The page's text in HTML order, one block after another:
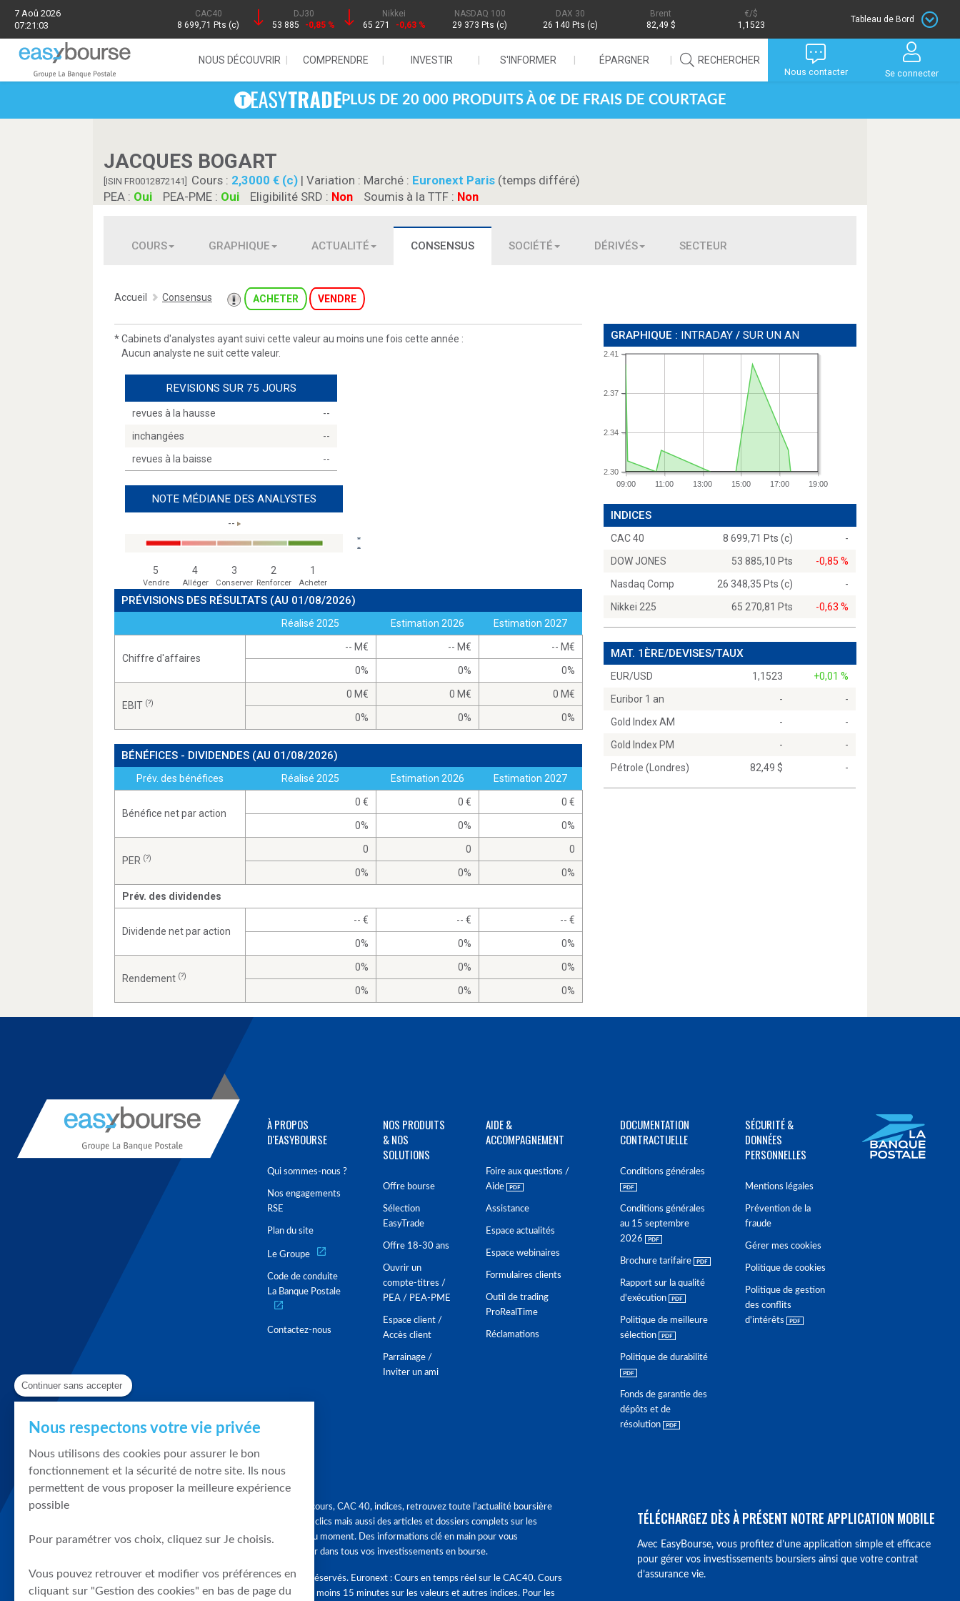
7 Aoû 2026
07:21:03
CAC40
8 699,71 Pts (c)
DJ30
53 885
-0,85 %
Nikkei
65 271
-0,63 %
NASDAQ 100
29 373 Pts (c)
DAX 30
26 140 Pts (c)
Brent
82,49 $
/$
1,1523
Tableau de Bord
NOUS DÉCOUVRIR COMPRENDRE INVESTIR S'INFORMER ÉPARGNER RECHERCHER
Nous contacter Se connecter
PLUS DE 20 000 PRODUITS À 0€ DE FRAIS DE COURTAGE
JACQUES BOGART
[ISIN FR0012872141] Cours : 2,3000 € (c) | Variation : Marché : Euronext Paris (temps différé)
PEA : Oui PEA-PME : Oui Eligibilité SRD : Non Soumis à la TTF : Non
COURS GRAPHIQUE ACTUALITÉ CONSENSUS SOCIÉTÉ DÉRIVÉS SECTEUR
Accueil Consensus ACHETER VENDRE
*Cabinets d'analystes ayant suivi cette valeur au moins une fois cette année :
Aucun analyste ne suit cette valeur.
REVISIONS SUR 75 JOURS
revues à la hausse
--
inchangées
--
revues à la baisse
--
NOTE MÉDIANE DES ANALYSTES
--
5 4 3 2 1
Vendre Alléger Conserver Renforcer Acheter
PRÉVISIONS DES RÉSULTATS (AU 01/08/2026)
Réalisé 2025 Estimation 2026 Estimation 2027
Chiffre d'affaires
-- M -- M -- M
0% 0% 0%
EBIT (?)
0 M 0 M 0 M
0% 0% 0%
BÉNÉFICES - DIVIDENDES (AU 01/08/2026)
Prév. des bénéfices Réalisé 2025 Estimation 2026 Estimation 2027
Bénéfice net par action
0 0 0
0% 0% 0%
PER (?)
0 0 0
0% 0% 0%
Prév. des dividendes
Dividende net par action
-- -- --
0% 0% 0%
Rendement (?)
0% 0% 0%
0% 0% 0%
GRAPHIQUE : INTRADAY /SUR UN AN
09:00 11:00 13:00 15:00 17:00 19:00
2.30
2.34
2.37
2.41
INDICES
CAC 40 8 699,71 Pts (c)
-
DOW JONES
53 885,10 Pts
-0,85 %
Nasdaq Comp
26 348,35 Pts (c)
-
Nikkei 225
65 270,81 Pts -0,63 %
MAT. 1ÈRE/DEVISES/TAUX
EUR/USD 1,1523
+0,01 %
Euribor 1 an
-
-
Gold Index AM
-
-
Gold Index PM
-
-
Pétrole (Londres)
82,49 $ -
À PROPOS
D'EASYBOURSE
Qui sommes-nous ?
Nos engagements
RSE
Plan du site
Le Groupe
Code de conduite
La Banque Postale
Contactez-nous
NOS PRODUITS
& NOS
SOLUTIONS
Offre bourse
Sélection
EasyTrade
Offre 18-30 ans
Ouvrir un
compte-titres /
PEA / PEA-PME
Espace client /
Accès client
Parrainage /
Inviter un ami
AIDE &
ACCOMPAGNEMENT
Foire aux questions /
Aide
Assistance
Espace actualités
Espace webinaires
Formulaires clients
Outil de trading
ProRealTime
Réclamations
DOCUMENTATION
CONTRACTUELLE
Conditions générales
Conditions générales
au 15 septembre
2026
Brochure tarifaire
Rapport sur la qualité
d'exécution
Politique de meilleure
sélection
Politique de durabilité
Fonds de garantie des
dépôts et de
résolution
SÉCURITÉ &
DONNÉES
PERSONNELLES
Mentions légales
Prévention de la
fraude
Gérer mes cookies
Politique de cookies
Politique de gestion
des conflits
d'intérêts
Graphique, cours, CAC 40, indices, retrouvez toute l'actualité boursière
en quelques clics mais aussi des articles et dossiers complets sur les
tendances du moment. Des informations clé en main pour vous
accompagner dans tous vos investissements en bourse.
Tous droits réservés. Euronext : Cours en temps réel sur le CAC40. Cours
différés d'au moins 15 minutes sur les valeurs et autres indices. Pour les
TÉLÉCHARGEZ DÈS À PRÉSENT NOTRE APPLICATION MOBILE
Avec EasyBourse, vous profitez d’une application simple et efficace
pour gérer vos investissements boursiers ainsi que votre contrat
d’assurance vie.
Continuer sans accepter
Nous respectons votre vie privée
Nous utilisons des cookies pour assurer le bon
fonctionnement et la sécurité de notre site. Ils nous
permettent de vous proposer la meilleure expérience
possible
Pour paramétrer vos choix, cliquez sur Je choisis.
Vous pouvez retrouver et modifier vos préférences en
cliquant sur "Gestion des cookies" en bas de page du